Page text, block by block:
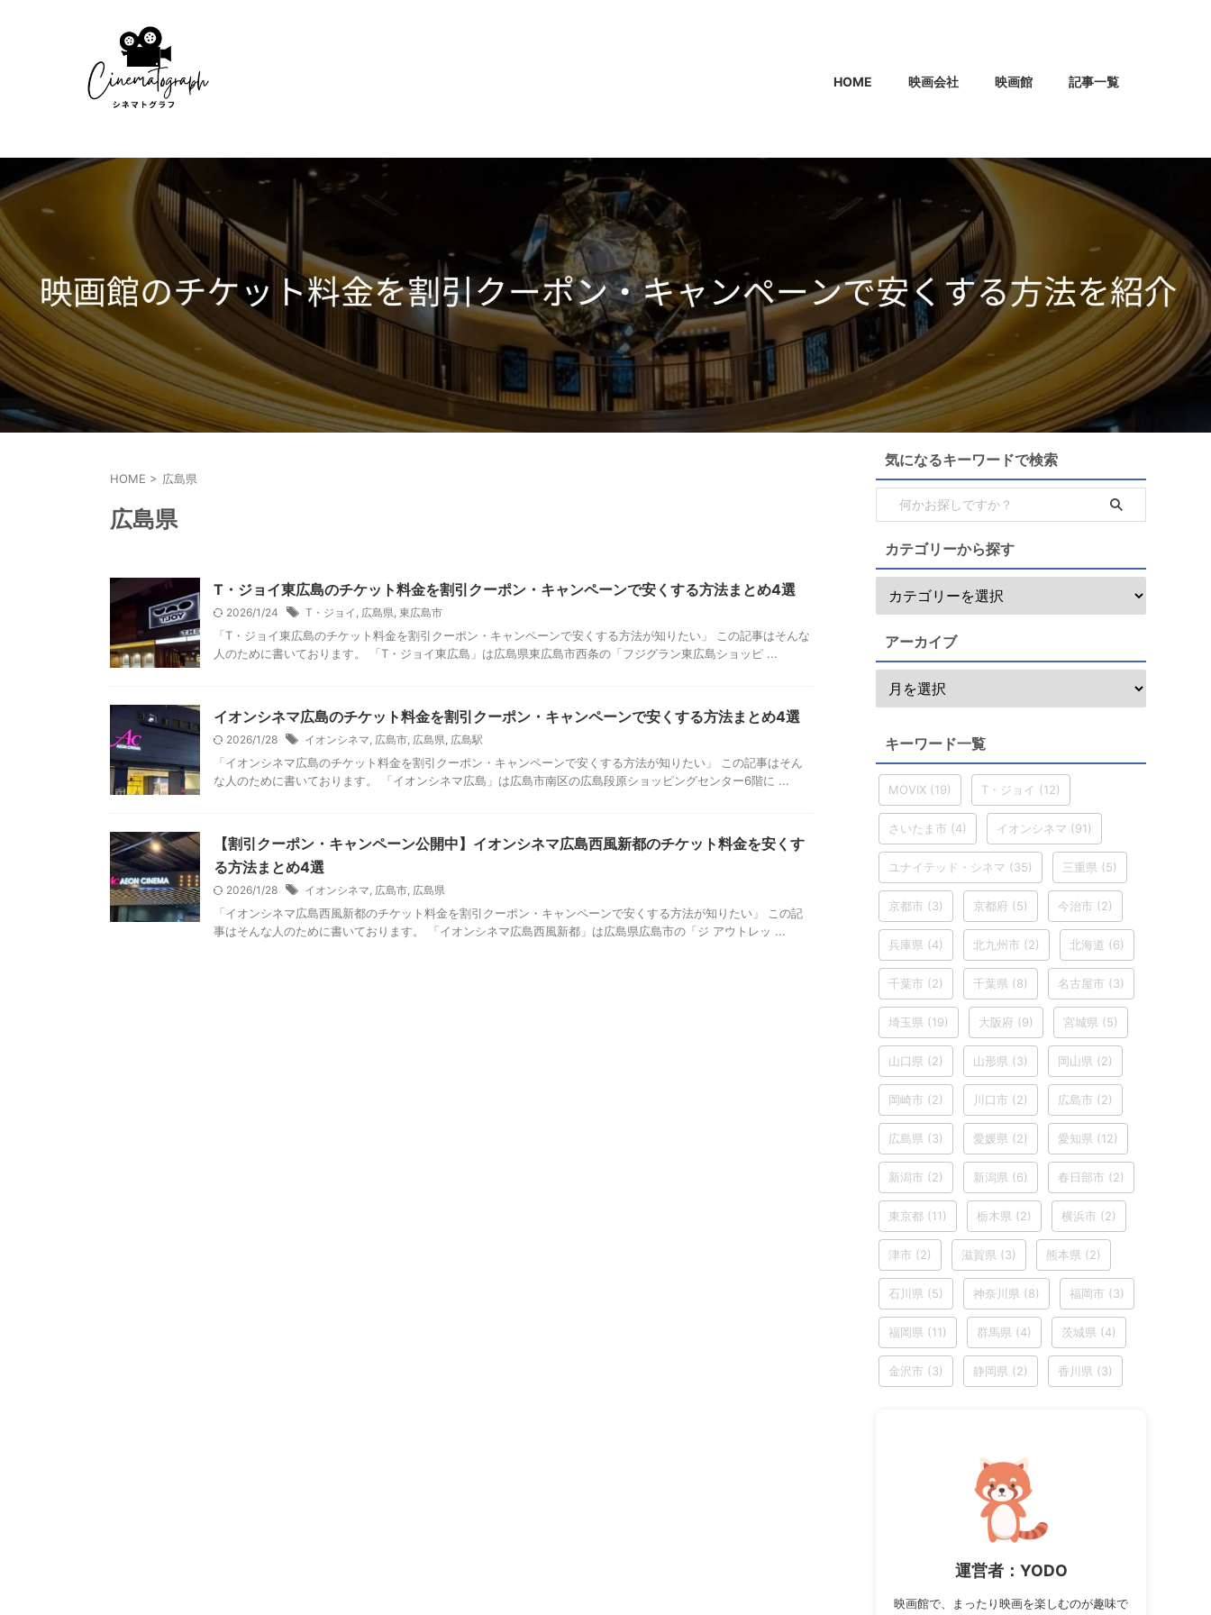
HOME 映画会社 映画館 記事一覧
HOME > 広島県
広島県
T・ジョイ東広島のチケット料金を割引クーポン・キャンペーンで安くする方法まとめ4選
2026/1/24 T・ジョイ 広島県 東広島市
「T・ジョイ東広島のチケット料金を割引クーポン・キャンペーンで安くする方法が知りたい」 この記事はそんな
人のために書いております。 「T・ジョイ東広島」は広島県東広島市西条の「フジグラン東広島ショッピ ...
イオンシネマ広島のチケット料金を割引クーポン・キャンペーンで安くする方法まとめ4選
2026/1/28 イオンシネマ 広島市 広島県 広島駅
「イオンシネマ広島のチケット料金を割引クーポン・キャンペーンで安くする方法が知りたい」 この記事はそん
な人のために書いております。 「イオンシネマ広島」は広島市南区の広島段原ショッピングセンター6階に ...
【割引クーポン・キャンペーン公開中】イオンシネマ広島西風新都のチケット料金を安くす
る方法まとめ4選
2026/1/28 イオンシネマ 広島市 広島県
「イオンシネマ広島西風新都のチケット料金を割引クーポン・キャンペーンで安くする方法が知りたい」 この記
事はそんな人のために書いております。 「イオンシネマ広島西風新都」は広島県広島市の「ジ アウトレッ ...
気になるキーワードで検索
カテゴリーから探す
アーカイブ
キーワード一覧
MOVIX (19) T・ジョイ (12)
さいたま市 (4) イオンシネマ (91)
ユナイテッド・シネマ (35) 三重県 (5)
京都市 (3) 京都府 (5) 今治市 (2)
兵庫県 (4) 北九州市 (2) 北海道 (6)
千葉市 (2) 千葉県 (8) 名古屋市 (3)
埼玉県 (19) 大阪府 (9) 宮城県 (5)
山口県 (2) 山形県 (3) 岡山県 (2)
岡崎市 (2) 川口市 (2) 広島市 (2)
広島県 (3) 愛媛県 (2) 愛知県 (12)
新潟市 (2) 新潟県 (6) 春日部市 (2)
東京都 (11) 栃木県 (2) 横浜市 (2)
津市 (2) 滋賀県 (3) 熊本県 (2)
石川県 (5) 神奈川県 (8) 福岡市 (3)
福岡県 (11) 群馬県 (4) 茨城県 (4)
金沢市 (3) 静岡県 (2) 香川県 (3)
運営者：YODO
映画館で、まったり映画を楽しむのが趣味で